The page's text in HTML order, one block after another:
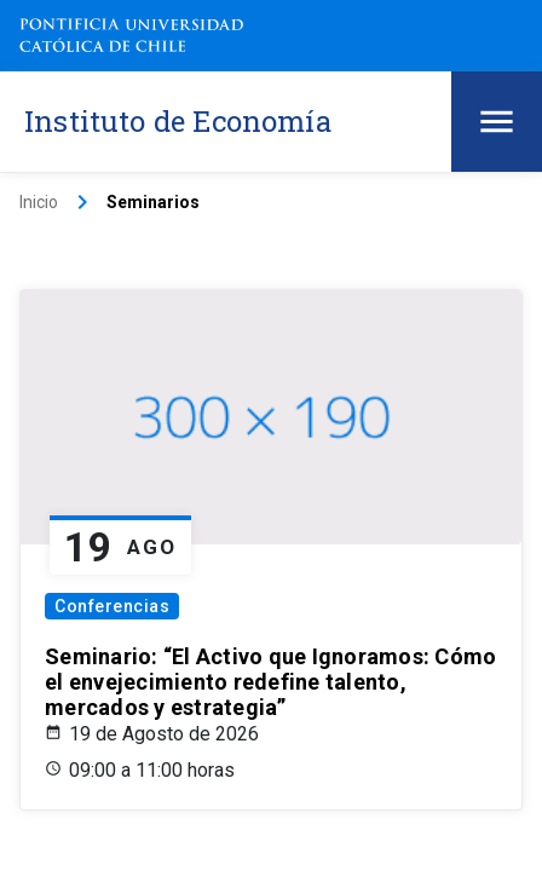
Instituto de Economía
Inicio keyboard_arrow_right Seminarios
19 AGO
Conferencias
Seminario: “El Activo que Ignoramos: Cómo
el envejecimiento redefine talento,
mercados y estrategia”
19 de Agosto de 2026
09:00 a 11:00 horas